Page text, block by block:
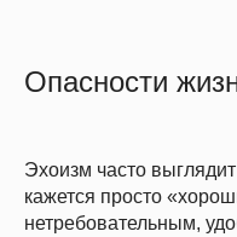
Опасности
Эхоизм часто
кажется просто
нетребовательным,